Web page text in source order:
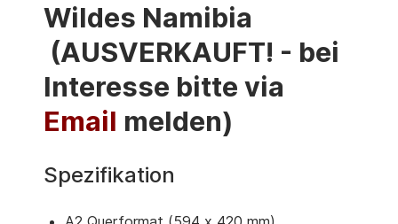
Wildes Namibia
(AUSVERKAUFT! - bei
Interesse bitte via
Email melden)
Spezifikation